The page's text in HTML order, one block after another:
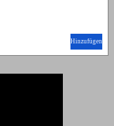
Hinzufügen